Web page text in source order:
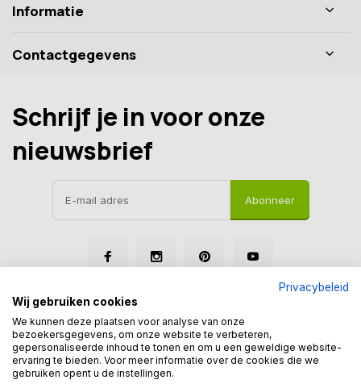
Informatie
Contactgegevens
Schrijf je in voor onze
nieuwsbrief
Abonneer
Disclaimer Privacy Policy
© Tegelmegashop
Privacybeleid
Wij gebruiken cookies
We kunnen deze plaatsen voor analyse van onze
bezoekersgegevens, om onze website te verbeteren,
gepersonaliseerde inhoud te tonen en om u een geweldige website-
ervaring te bieden. Voor meer informatie over de cookies die we
gebruiken opent u de instellingen.